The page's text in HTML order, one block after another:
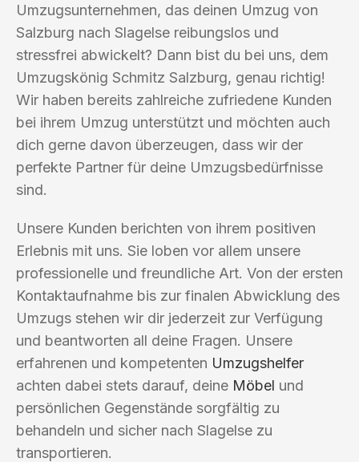
Umzugsunternehmen, das deinen Umzug von
Salzburg nach Slagelse reibungslos und
stressfrei abwickelt? Dann bist du bei uns, dem
Umzugskönig Schmitz Salzburg, genau richtig!
Wir haben bereits zahlreiche zufriedene Kunden
bei ihrem Umzug unterstützt und möchten auch
dich gerne davon überzeugen, dass wir der
perfekte Partner für deine Umzugsbedürfnisse
sind.
Unsere Kunden berichten von ihrem positiven
Erlebnis mit uns. Sie loben vor allem unsere
professionelle und freundliche Art. Von der ersten
Kontaktaufnahme bis zur finalen Abwicklung des
Umzugs stehen wir dir jederzeit zur Verfügung
und beantworten all deine Fragen. Unsere
erfahrenen und kompetenten Umzugshelfer
achten dabei stets darauf, deine Möbel und
persönlichen Gegenstände sorgfältig zu
behandeln und sicher nach Slagelse zu
transportieren.